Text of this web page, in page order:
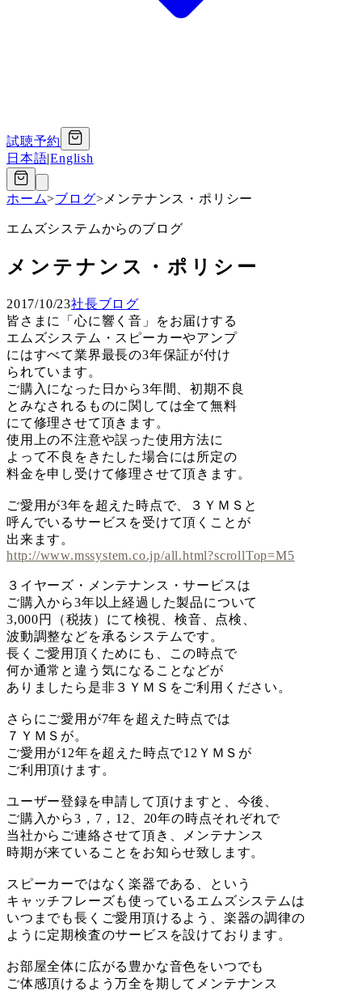
試聴予約
日本語|English
ホーム>ブログ> メンテナンス・ポリシー
エムズシステムからのブログ
メンテナンス・ポリシー
2017/10/23社長ブログ
皆さまに「心に響く音」をお届けする
エムズシステム・スピーカーやアンプ
にはすべて業界最長の3年保証が付け
られています。
ご購入になった日から3年間、初期不良
とみなされるものに関しては全て無料
にて修理させて頂きます。
使用上の不注意や誤った使用方法に
よって不良をきたした場合には所定の
料金を申し受けて修理させて頂きます。
ご愛用が3年を超えた時点で、３ＹＭＳと
呼んでいるサービスを受けて頂くことが
出来ます。
http://www.mssystem.co.jp/all.html?scrollTop=M5
３イヤーズ・メンテナンス・サービスは
ご購入から3年以上経過した製品について
3,000円（税抜）にて検視、検音、点検、
波動調整などを承るシステムです。
長くご愛用頂くためにも、この時点で
何か通常と違う気になることなどが
ありましたら是非３ＹＭＳをご利用ください。
さらにご愛用が7年を超えた時点では
７ＹＭＳが。
ご愛用が12年を超えた時点で12ＹＭＳが
ご利用頂けます。
ユーザー登録を申請して頂けますと、今後、
ご購入から3，7，12、20年の時点それぞれで
当社からご連絡させて頂き、メンテナンス
時期が来ていることをお知らせ致します。
スピーカーではなく楽器である、という
キャッチフレーズも使っているエムズシステムは
いつまでも長くご愛用頂けるよう、楽器の調律の
ように定期検査のサービスを設けております。
お部屋全体に広がる豊かな音色をいつでも
ご体感頂けるよう万全を期してメンテナンス